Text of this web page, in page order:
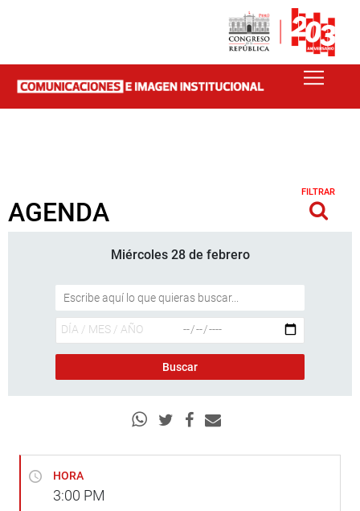
AGENDA
FILTRAR
Miércoles 28 de febrero
HORA
3:00 PM